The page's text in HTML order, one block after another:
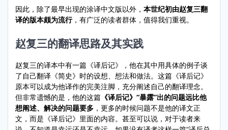
因此，除了最早出现的涂译中文版以外， 本世纪初由赵复三翻
译的版本颇为流行，有广泛的读者群体，值得我们重视。
赵复三的翻译思路及其实践
赵复三的译本中有一篇《译后记》，他在其中用具体的例子谈
了自己翻译《简史》时的设想、想法和做法。这篇《译后记》
原本可以成为他译作的完美注脚，充分阐述自己的翻译理念。
但非常遗憾的是，他的这篇 《译后记》“暴露”出的问题远比他
想阐述、解决的问题要多 ，更多的时候问题不是他的译文正
文，而是《译后记》里面的内容。甚至可以说，对于读者来